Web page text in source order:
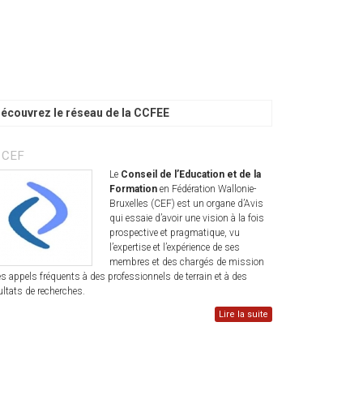
le réseau de la CCFEE
Le Conseil de l’Education et de la
Formation en Fédération Wallonie-
Bruxelles (CEF) est un organe d’Avis
qui essaie d’avoir une vision à la fois
prospective et pragmatique, vu
l’expertise et l’expérience de ses
membres et des chargés de mission
appels fréquents à des professionnels de terrain et à des
de recherches.
Lire la suite